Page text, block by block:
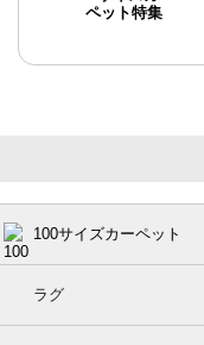
ペット特集
100サイズカーペット
ラグ